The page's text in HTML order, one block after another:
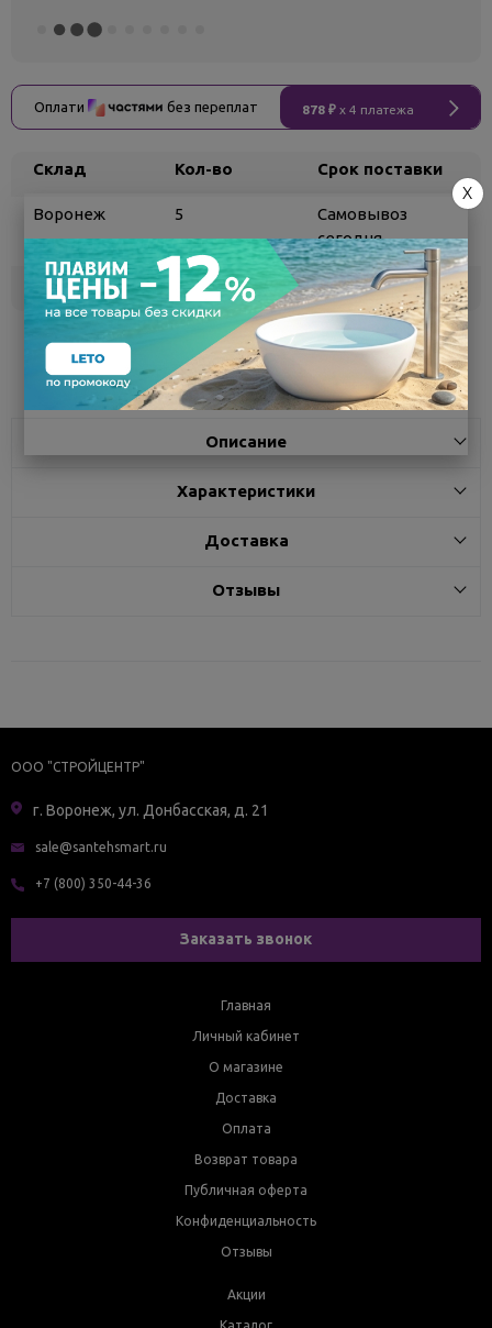
Оплати без переплат 878 ₽ x 4 платежа
Склад Кол-во Срок поставки
Воронеж 5
Самовывоз
сегодня
Белгород под заказ 3 - 7 дней
Поделиться
Описание
Характеристики
Доставка
Отзывы
ООО "СТРОЙЦЕНТР"
г. Воронеж, ул. Донбасская, д. 21
sale@santehsmart.ru
+7 (800) 350-44-36
Заказать звонок
Главная
Личный кабинет
О магазине
Доставка
Оплата
Возврат товара
Публичная оферта
Конфиденциальность
Отзывы
Акции
Каталог
X